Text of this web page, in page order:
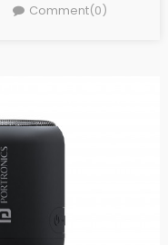
Comment(0)